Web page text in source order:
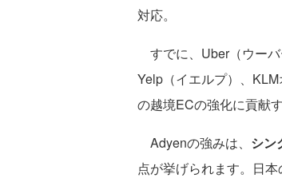
対応。
すでに、Uber（ウーバ
Yelp（イエルプ）、
の越境ECの強化に貢献
Adyenの強みは、 シン
点が挙げられます。日